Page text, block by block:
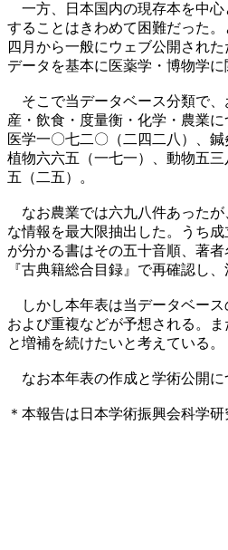
一方、日本国内の現存本を中心
することはきわめて困難だった
四月から一般にウェブ公開され
データを基本に医薬学・博物学
そこで当データベース分類で、
産・飲食・度量衡・化学・農業
医学一〇七二〇（二四二八）、
植物六六五（一七一）、動物五
五（二五）。
なお農業では六九八件あったが
な情報を最大限抽出した。うち
が分かる書はその五十音順、著
『古典籍総合目録』で再確認し
しかし本年表は当データベース
および重複などが予想される。
と増補を続けたいと考えている。
なお本年表の作成と学術公開に
＊本報告は日本学術振興会科学